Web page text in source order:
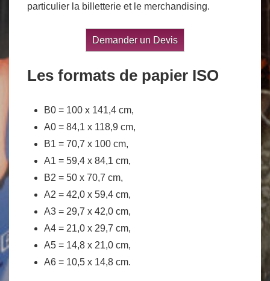
particulier la billetterie et le merchandising.
Demander un Devis
Les formats de papier ISO
B0 = 100 x 141,4 cm,
A0 = 84,1 x 118,9 cm,
B1 = 70,7 x 100 cm,
A1 = 59,4 x 84,1 cm,
B2 = 50 x 70,7 cm,
A2 = 42,0 x 59,4 cm,
A3 = 29,7 x 42,0 cm,
A4 = 21,0 x 29,7 cm,
A5 = 14,8 x 21,0 cm,
A6 = 10,5 x 14,8 cm.